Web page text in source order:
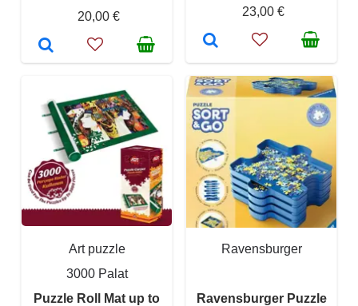
20,00 € 23,00 €
Art puzzle
3000 Palat
Puzzle Roll Mat up to
Ravensburger
Ravensburger Puzzle